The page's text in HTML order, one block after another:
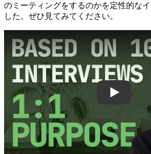
のミーティングをするのかを定性的な
した。ぜひ見てみてください。